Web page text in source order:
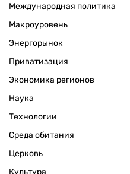
Международная политика
Макроуровень
Энергорынок
Приватизация
Экономика регионов
Наука
Технологии
Среда обитания
Церковь
Культура